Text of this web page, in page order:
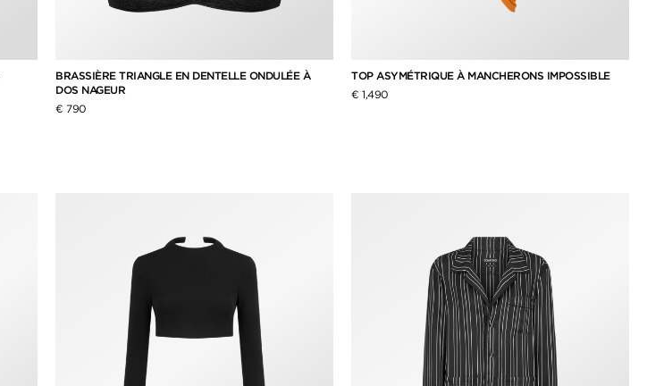
BRASSIÈRE TRIANGLE EN DENTELLE ONDULÉE À
DOS NAGEUR
€ 790
TOP ASYMÉTRIQUE À MANCHERONS IMPOSSIBLE
€ 1,490